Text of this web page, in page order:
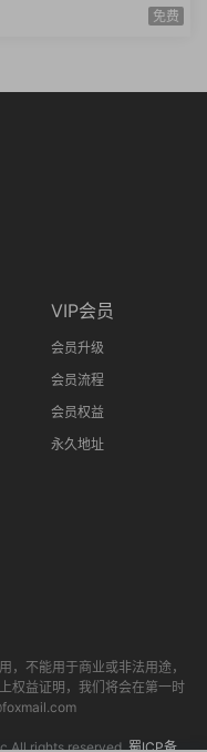
弦E调音阶弹唱练习基础乐
免费
VIP会员
会员升级
会员流程
会员权益
永久地址
，不能用于商业或非法用途，
权益证明，我们将会在第一时
All rights reserved.蜀ICP备